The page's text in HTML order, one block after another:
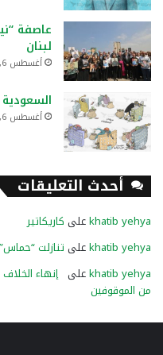
عاصفة
لبنان
أغسطس 6, 2026
أغسطس 6, 2026
أحدث التعليقات
khatib yehyaعلى كاريكاتير
khatib yehyaعلى تنازلت
khatib yehyaعلى إنهاء
من الموقوفين